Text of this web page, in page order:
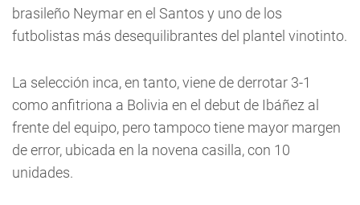
brasileño Neymar en el Santos y uno de los
futbolistas más desequilibrantes del plantel vinotinto.
La selección inca, en tanto, viene de derrotar 3-1
como anfitriona a Bolivia en el debut de Ibáñez al
frente del equipo, pero tampoco tiene mayor margen
de error, ubicada en la novena casilla, con 10
unidades.